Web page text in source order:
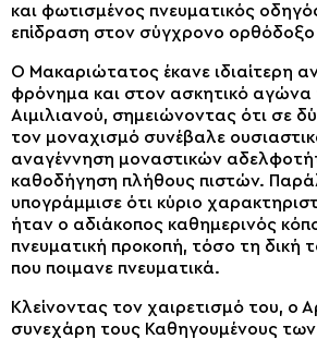
και φωτισμένος πνευματικός
επίδραση στον σύγχρονο
Ο Μακαριώτατος έκανε ιδιαίτερη
φρόνημα και στον ασκητικό αγώνα
Αιμιλιανού, σημειώνοντας ότι σε
τον μοναχισμό συνέβαλε
αναγέννηση μοναστικών
καθοδήγηση πλήθους πιστών.
υπογράμμισε ότι κύριο
ήταν ο αδιάκοπος καθημερινός
πνευματική προκοπή, τόσο τη δική
που ποιμανε πνευματικά.
Κλείνοντας τον χαιρετισμό του, ο
συνεχάρη τους Καθηγουμένους